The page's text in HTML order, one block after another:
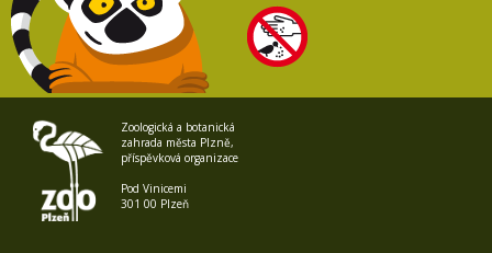
Zoologická a botanická
zahrada města Plzně,
příspěvková organizace
Pod Vinicemi
301 00 Plzeň